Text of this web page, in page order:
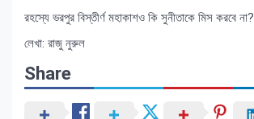
রহস্যে ভরপুর বিস্তীর্ণ মহাকাশও কি সুনীতাকে মিস করবে না?
লেখা: রাজু নুরুল
Share